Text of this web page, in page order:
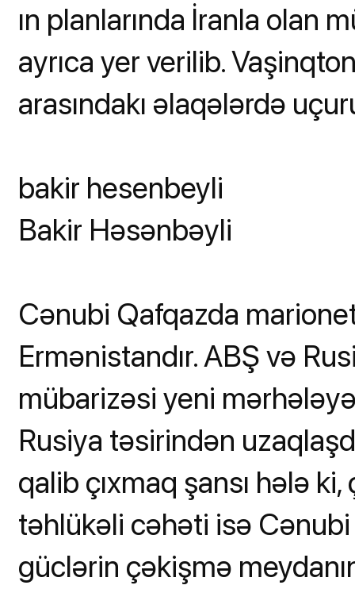
ın planlarında İranla olan
ayrıca yer verilib.
arasındakı əlaqələrdə
bakir hesenbeyli
Bakir Həsənbəyli
Cənubi Qafqazda
Ermənistandır. ABŞ və
mübarizəsi yeni
Rusiya təsirindən
qalib çıxmaq şansı hələ
təhlükəli cəhəti isə
güclərin çəkişmə